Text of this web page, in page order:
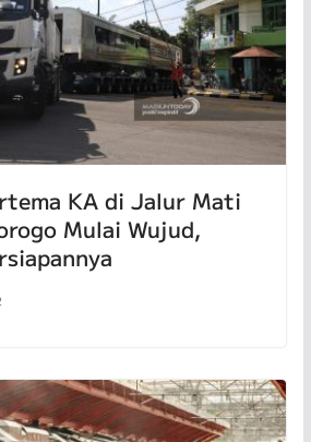
KA di Jalur Mati
Mulai Wujud,